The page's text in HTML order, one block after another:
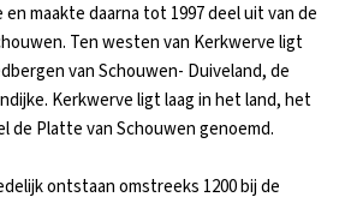
maakte daarna tot 1997 deel uit van de
Ten westen van Kerkwerve ligt
van Schouwen- Duiveland, de
Kerkwerve ligt laag in het land, het
de Platte van Schouwen genoemd.
ontstaan omstreeks 1200 bij de